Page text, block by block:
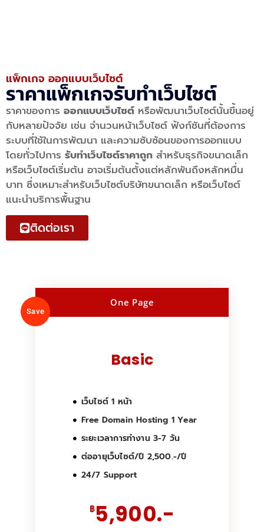
แพ็กเกจ ออกแบบเว็บไซต์
ราคาแพ็กเกจรับทำเว็บไซต์
ราคาของการ ออกแบบเว็บไซต์ หรือพัฒนาเว็บไซต์นั้นขึ้นอยู่
กับหลายปัจจัย เช่น จำนวนหน้าเว็บไซต์ ฟังก์ชันที่ต้องการ
ระบบที่ใช้ในการพัฒนา และความซับซ้อนของการออกแบบ
โดยทั่วไปการ รับทำเว็บไซต์ราคาถูก สำหรับธุรกิจขนาดเล็ก
หรือเว็บไซต์เริ่มต้น อาจเริ่มต้นตั้งแต่หลักพันถึงหลักหมื่น
บาท ซึ่งเหมาะสำหรับเว็บไซต์บริษัทขนาดเล็ก หรือเว็บไซต์
แนะนำบริการพื้นฐาน
ติดต่อเรา
One Page
Basic
เว็บไซต์ 1 หน้า
Free Domain Hosting 1 Year
ระยะเวลาการทำงาน 3-7 วัน
ต่ออายุเว็บไซต์/ปี 2,500.-/ปี
24/7 Support
฿5,900.-
Save